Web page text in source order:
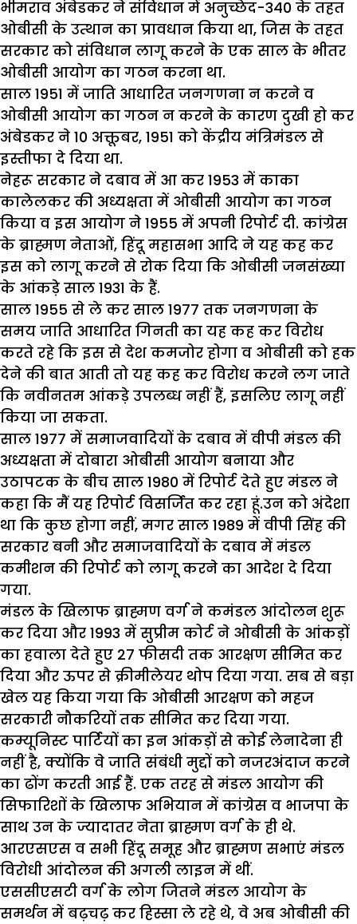
भीमराव अंबेडकर ने संविधान में अनुच्छेद-340 के तहत
ओबीसी के उत्थान का प्रावधान किया था, जिस के तहत
सरकार को संविधान लागू करने के एक साल के भीतर
ओबीसी आयोग का गठन करना था.
साल 1951 में जाति आधारित जनगणना न करने व
ओबीसी आयोग का गठन न करने के कारण दुखी हो कर
अंबेडकर ने 10 अक्तूबर, 1951 को केंद्रीय मंत्रिमंडल से
इस्तीफा दे दिया था.
नेहरू सरकार ने दबाव में आ कर 1953 में काका
कालेलकर की अध्यक्षता में ओबीसी आयोग का गठन
किया व इस आयोग ने 1955 में अपनी रिपोर्ट दी. कांग्रेस
के ब्राह्मण नेताओं, हिंदू महासभा आदि ने यह कह कर
इस को लागू करने से रोक दिया कि ओबीसी जनसंख्या
के आंकड़े साल 1931 के हैं.
साल 1955 से ले कर साल 1977 तक जनगणना के
समय जाति आधारित गिनती का यह कह कर विरोध
करते रहे कि इस से देश कमजोर होगा व ओबीसी को हक
देने की बात आती तो यह कह कर विरोध करने लग जाते
कि नवीनतम आंकड़े उपलब्ध नहीं हैं, इसलिए लागू नहीं
किया जा सकता.
साल 1977 में समाजवादियों के दबाव में वीपी मंडल की
अध्यक्षता में दोबारा ओबीसी आयोग बनाया और
उठापटक के बीच साल 1980 में रिपोर्ट देते हुए मंडल ने
कहा कि मैं यह रिपोर्ट विसर्जित कर रहा हूं.उन को अंदेशा
था कि कुछ होगा नहीं, मगर साल 1989 में वीपी सिंह की
सरकार बनी और समाजवादियों के दबाव में मंडल
कमीशन की रिपोर्ट को लागू करने का आदेश दे दिया
गया.
मंडल के खिलाफ ब्राह्मण वर्ग ने कमंडल आंदोलन शुरू
कर दिया और 1993 में सुप्रीम कोर्ट ने ओबीसी के आंकड़ों
का हवाला देते हुए 27 फीसदी तक आरक्षण सीमित कर
दिया और ऊपर से क्रीमीलेयर थोप दिया गया. सब से बड़ा
खेल यह किया गया कि ओबीसी आरक्षण को महज
सरकारी नौकरियों तक सीमित कर दिया गया.
कम्यूनिस्ट पार्टियों का इन आंकड़ों से कोई लेनादेना ही
नहीं है, क्योंकि वे जाति संबंधी मुद्दों को नजरअंदाज करने
का ढोंग करती आई हैं. एक तरह से मंडल आयोग की
सिफारिशों के खिलाफ अभियान में कांग्रेस व भाजपा के
साथ उन के ज्यादातर नेता ब्राह्मण वर्ग के ही थे.
आरएसएस व सभी हिंदू समूह और ब्राह्मण सभाएं मंडल
विरोधी आंदोलन की अगली लाइन में थीं.
एससीएसटी वर्ग के लोग जितने मंडल आयोग के
समर्थन में बढ़चढ़ कर हिस्सा ले रहे थे, वे अब ओबीसी की